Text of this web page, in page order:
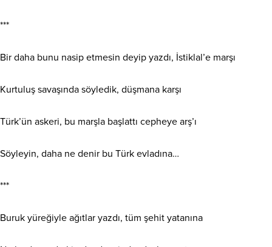
***
Bir daha bunu nasip etmesin deyip yazdı, İstiklal’e marşı
Kurtuluş savaşında söyledik, düşmana karşı
Türk’ün askeri, bu marşla başlattı cepheye arş’ı
Söyleyin, daha ne denir bu Türk evladına…
***
Buruk yüreğiyle ağıtlar yazdı, tüm şehit yatanına